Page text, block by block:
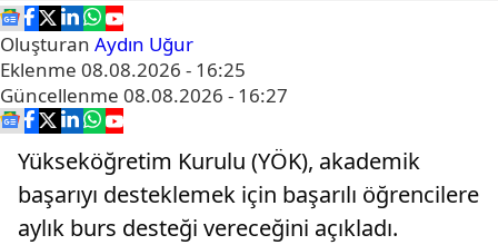
Oluşturan Aydın Uğur
Eklenme 08.08.2026 - 16:25
Güncellenme 08.08.2026 - 16:27
Yükseköğretim Kurulu (YÖK), akademik
başarıyı desteklemek için başarılı öğrencilere
aylık burs desteği vereceğini açıkladı.